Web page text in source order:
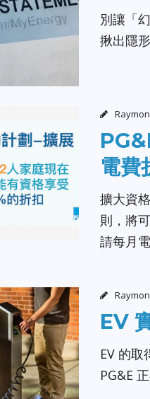
別讓「
揪出隱
電費
擴大資
則，將
請每月
EV
EV 的取
PG&E